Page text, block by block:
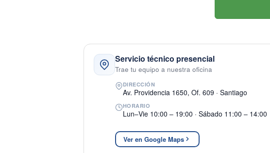
Servicio técnico presencial
Trae tu equipo a nuestra oficina
DIRECCIÓN
Av. Providencia 1650, Of. 609 · Santiago
HORARIO
Lun–Vie 10:00 – 19:00 · Sábado 11:00 – 14:00
Ver en Google Maps